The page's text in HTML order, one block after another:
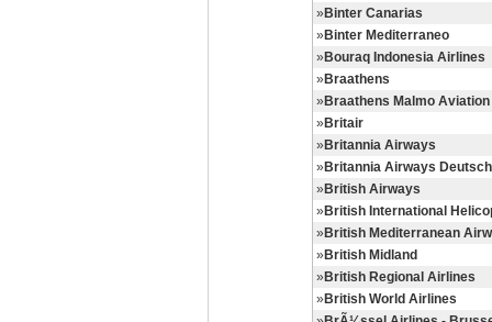
» Binter Canarias
»Binter Mediterraneo
» Bouraq Indonesia Airlines
»Braathens
» Braathens Malmo Aviation
»Britair
» Britannia Airways
»Britannia Airways
» British Airways
»British International
» British Mediterranean
»British Midland
» British Regional Airlines
»British World Airlines